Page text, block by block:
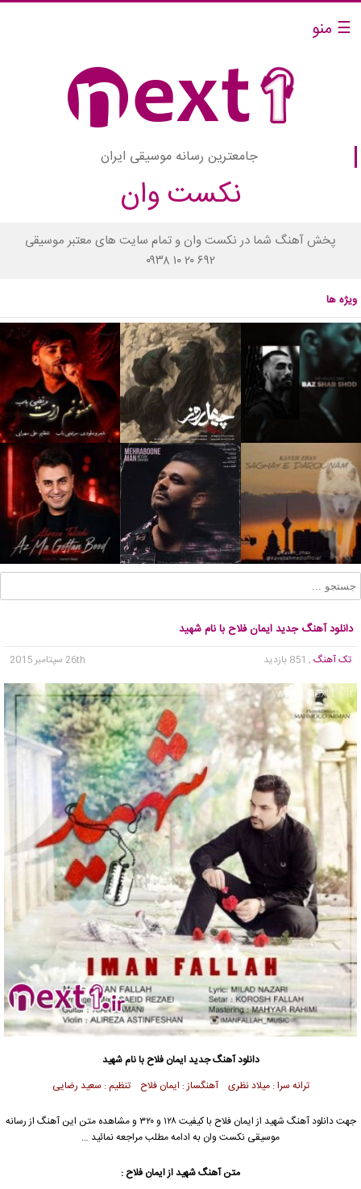
☰ منو
جامعترین رسانه موسیقی ایران
نکست وان
پخش آهنگ شما در نکست وان و تمام سایت های معتبر موسیقی
۰۹۳۸ ۱۰ ۲۰ ۶۹۲
ویژه ها
دانلود آهنگ جدید ایمان فلاح با نام شهید
تک آهنگ , 851 بازدید 26th سپتامبر 2015
دانلود آهنگ جدیدایمان فلاح با نام شهید
ترانه سرا : میلاد نظری آهنگساز : ایمان فلاح تنظیم : سعید رضایی
جهت دانلود آهنگ شهید از ایمان فلاح
با کیفیت ۱۲۸ و ۳۲۰ و مشاهده متن این آهنگ از رسانه
موسیقی نکست وان به ادامه مطلب مراجعه نمائید …
متن آهنگ شهید ازایمان فلاح :